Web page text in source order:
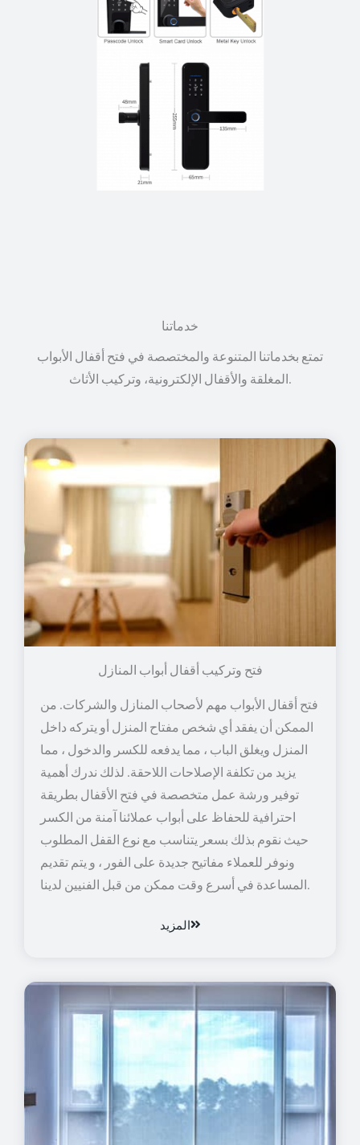
خدماتنا
تمتع بخدماتنا المتنوعة والمختصصة في فتح أقفال الأبواب
فتح وتركيب أقفال أبواب المنازل
فتح أقفال الأبواب مهم لأصحاب المنازل والشركات. من
الممكن أن يفقد أي شخص مفتاح المنزل أو يتركه داخل
المنزل ويغلق الباب ، مما يدفعه للكسر والدخول ، مما
يزيد من تكلفة الإصلاحات اللاحقة. لذلك ندرك أهمية
توفير ورشة عمل متخصصة في فتح الأقفال بطريقة
احترافية للحفاظ على أبواب عملائنا آمنة من الكسر
حيث نقوم بذلك بسعر يتناسب مع نوع القفل المطلوب
ونوفر للعملاء مفاتيح جديدة على الفور ، و يتم تقديم
المساعدة في أسرع وقت ممكن من قبل الفنيين لدينا.
المزيد